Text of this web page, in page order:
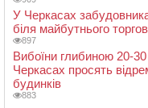
У Черкасах
біля майбутнього
897
Вибоїни глибиною 20-
Черкасах просять
будинків
883